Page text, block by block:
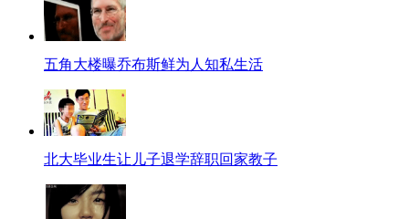
五角大楼曝乔布斯鲜为人知私生活
北大毕业生让儿子退学辞职回家教子